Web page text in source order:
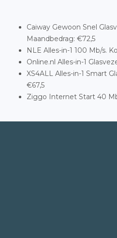
Caiway Gewoon Snel
Maandbedrag: €72,5
NLE Alles-in-1 100 Mb/s.
Online.nl Alles-in-1
XS4ALL Alles-in-1 Smart
€67,5
Ziggo Internet Start 40